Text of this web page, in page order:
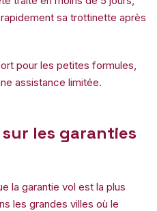
sa trottinette après
pour les petites formules,
assistance limitée.
les garanties
la garantie vol est la plus
les grandes villes où le